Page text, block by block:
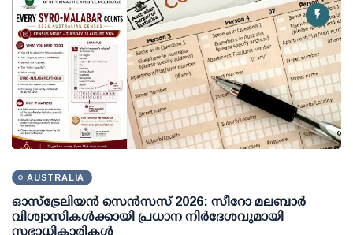
AUSTRALIA
ഓസ്ട്രേലിയൻ സെൻസസ് 2026: സീറോ മലബാർ
വിശ്വാസികൾക്കായി പ്രധാന നിർദേശവുമായി
സഭാധികാരികൾ